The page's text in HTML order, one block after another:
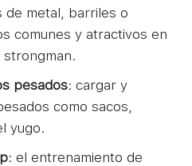
de metal, barriles o
comunes y atractivos en
strongman.
pesados: cargar y
como sacos,
yugo.
: el entrenamiento de